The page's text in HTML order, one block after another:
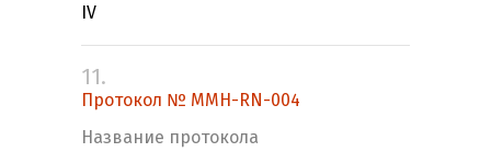
IV
11.
Протокол № MMH-RN-004
Название протокола